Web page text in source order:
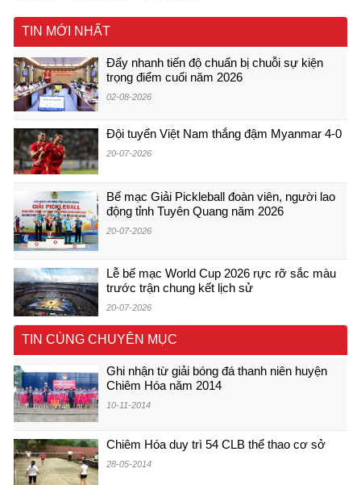
TIN MỚI NHẤT
Đẩy nhanh tiến độ chuẩn bị chuỗi sự kiện
trọng điểm cuối năm 2026
02-08-2026
Đội tuyển Việt Nam thắng đậm Myanmar 4-0
20-07-2026
Bế mạc Giải Pickleball đoàn viên, người lao
động tỉnh Tuyên Quang năm 2026
20-07-2026
Lễ bế mạc World Cup 2026 rực rỡ sắc màu
trước trận chung kết lịch sử
20-07-2026
TIN CÙNG CHUYÊN MỤC
Ghi nhận từ giải bóng đá thanh niên huyện
Chiêm Hóa năm 2014
10-11-2014
Chiêm Hóa duy trì 54 CLB thể thao cơ sở
28-05-2014